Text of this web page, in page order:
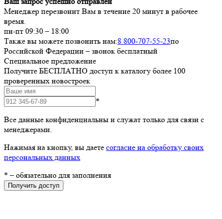
Менеджер перезвонит Вам в течение 20 минут в рабочее
время.
пн-пт 09:30 – 18:00
Также вы можете позвонить нам:8 800-707-55-23по
Российской Федерации – звонок бесплатный
Специальное предложение
Получите БЕСПЛАТНО доступ к каталогу более 100
проверенных новостроек
*
Все данные конфиденциальны и служат только для связи с
менеджерами.
Нажимая на кнопку, вы даете согласие на обработку своих
персональных данных
* – обязательно для заполнения
Получить доступ